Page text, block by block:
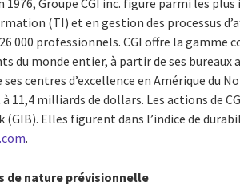
1976, Groupe CGI inc. figure parmi les
(TI) et en gestion des processus
000 professionnels. CGI offre la gamme
du monde entier, à partir de ses bureaux
centres d’excellence en Amérique du
à 11,4 milliards de dollars. Les actions de
(GIB). Elles figurent dans l’indice de
.
de nature prévisionnelle